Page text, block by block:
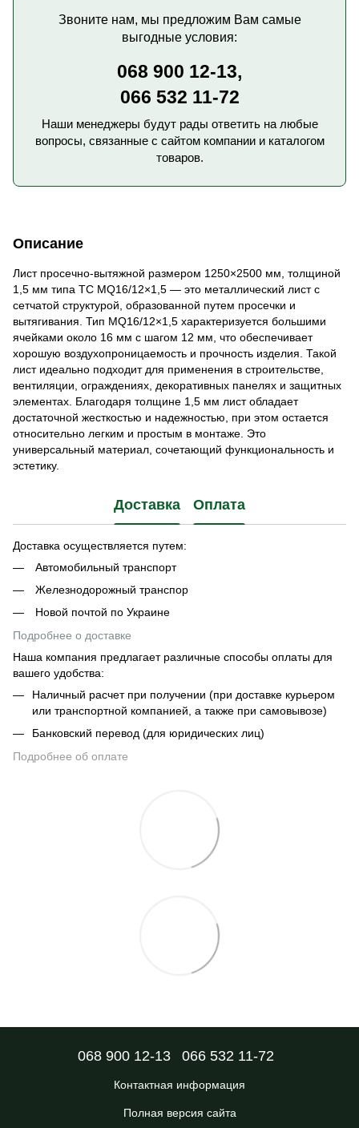
Звоните нам, мы предложим Вам самые
выгодные условия:
068 900 12-13,
066 532 11-72
Наши менеджеры будут рады ответить на любые
вопросы, связанные с сайтом компании и каталогом
товаров.
Описание
Лист просечно-вытяжной размером 1250×2500 мм, толщиной
1,5 мм типа TC MQ16/12×1,5 — это металлический лист с
сетчатой ​​структурой, образованной путем просечки и
вытягивания. Тип MQ16/12×1,5 характеризуется большими
ячейками около 16 мм с шагом 12 мм, что обеспечивает
хорошую воздухопроницаемость и прочность изделия. Такой
лист идеально подходит для применения в строительстве,
вентиляции, ограждениях, декоративных панелях и защитных
элементах. Благодаря толщине 1,5 мм лист обладает
достаточной жесткостью и надежностью, при этом остается
относительно легким и простым в монтаже. Это
универсальный материал, сочетающий функциональность и
эстетику.
Доставка Оплата
Доставка осуществляется путем:
Автомобильный транспорт
Железнодорожный транспор
Новой почтой по Украине
Подробнее о доставке
Наша компания предлагает различные способы оплаты для
вашего удобства:
Наличный расчет при получении (при доставке курьером
или транспортной компанией, а также при самовывозе)
Банковский перевод (для юридических лиц)
Подробнее об оплате
068 900 12-13 066 532 11-72
Контактная информация
Полная версия сайта